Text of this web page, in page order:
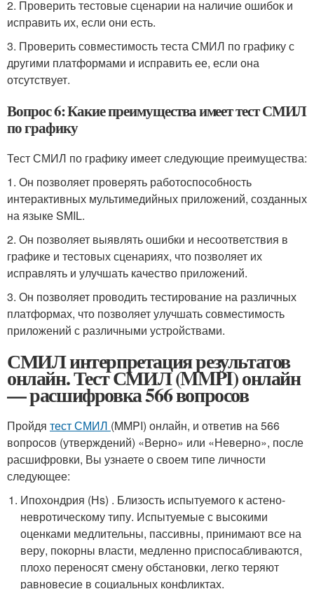
2. Проверить тестовые сценарии на наличие ошибок и
исправить их, если они есть.
3. Проверить совместимость теста СМИЛ по графику с
другими платформами и исправить ее, если она
отсутствует.
Вопрос 6: Какие преимущества имеет тест СМИЛ
по графику
Тест СМИЛ по графику имеет следующие преимущества:
1. Он позволяет проверять работоспособность
интерактивных мультимедийных приложений, созданных
на языке SMIL.
2. Он позволяет выявлять ошибки и несоответствия в
графике и тестовых сценариях, что позволяет их
исправлять и улучшать качество приложений.
3. Он позволяет проводить тестирование на различных
платформах, что позволяет улучшать совместимость
приложений с различными устройствами.
СМИЛ интерпретация результатов
онлайн. Тест СМИЛ (MMPI) онлайн
— расшифровка 566 вопросов
Пройдя тест СМИЛ (MMPI) онлайн, и ответив на 566
вопросов (утверждений) «Верно» или «Неверно», после
расшифровки, Вы узнаете о своем типе личности
следующее:
Ипохондрия (Нs) . Близость испытуемого к астено-
невротическому типу. Испытуемые с высокими
оценками медлительны, пассивны, принимают все на
веру, покорны власти, медленно приспосабливаются,
плохо переносят смену обстановки, легко теряют
равновесие в социальных конфликтах.